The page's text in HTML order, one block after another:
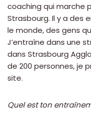
coaching qui marche
Strasbourg. Il y a des
le monde, des gens
J’entraîne dans une
dans Strasbourg
de 200 personnes, je
site.
Quel est ton